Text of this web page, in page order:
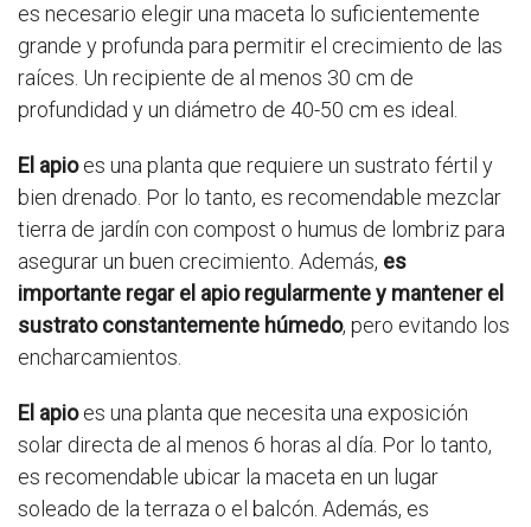
es necesario elegir una maceta lo suficientemente
grande y profunda para permitir el crecimiento de las
raíces. Un recipiente de al menos 30 cm de
profundidad y un diámetro de 40-50 cm es ideal.
El apioes una planta que requiere un sustrato fértil y
bien drenado. Por lo tanto, es recomendable mezclar
tierra de jardín con compost o humus de lombriz para
asegurar un buen crecimiento. Además, es
importante regar el apio regularmente y mantener el
sustrato constantemente húmedo, pero evitando los
encharcamientos.
El apioes una planta que necesita una exposición
solar directa de al menos 6 horas al día. Por lo tanto,
es recomendable ubicar la maceta en un lugar
soleado de la terraza o el balcón. Además, es